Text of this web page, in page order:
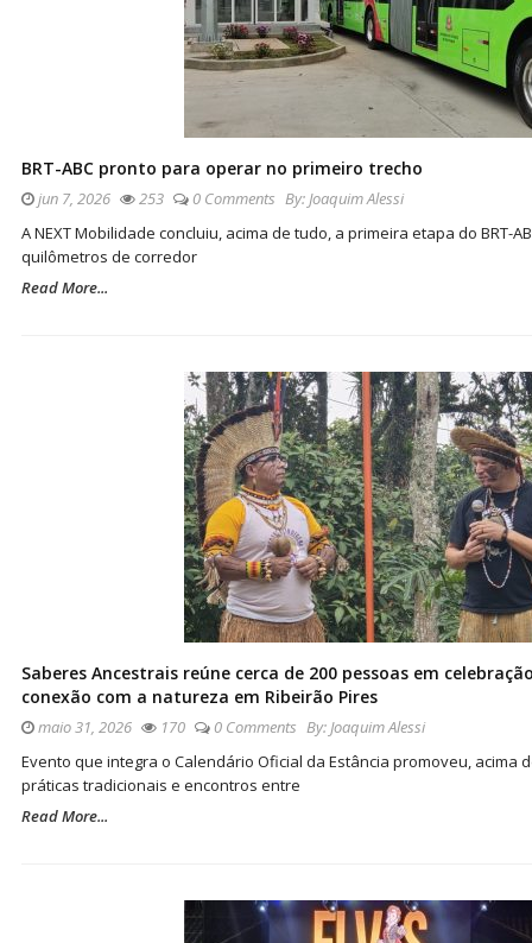
BRT-ABC pronto para operar no primeiro trecho
jun 7, 2026 253 0 Comments By: Joaquim Alessi
A NEXT Mobilidade concluiu, acima de tudo, a primeira etapa do BRT-
quilômetros de corredor
Read More...
Saberes Ancestrais reúne cerca de 200 pessoas em
conexão com a natureza em Ribeirão Pires
maio 31, 2026 170 0 Comments By: Joaquim Alessi
Evento que integra o Calendário Oficial da Estância promoveu, acima
práticas tradicionais e encontros entre
Read More...